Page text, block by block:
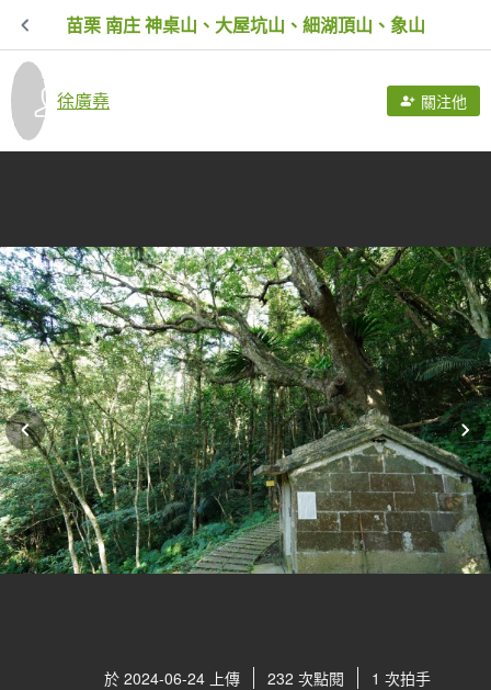
苗栗 南庄 神桌山、大屋坑山、細湖頂山、象山
徐廣堯 關注他
於 2024-06-24 上傳 232 次點閱 1 次拍手